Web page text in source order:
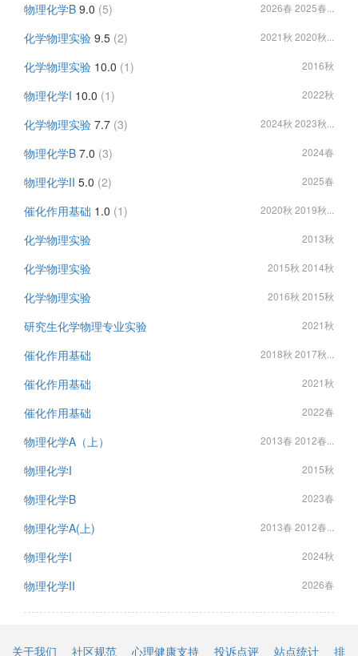
物理化学B 9.0 (5) 2026春 2025春...
化学物理实验 9.5 (2) 2021秋 2020秋...
化学物理实验 10.0 (1) 2016秋
物理化学I 10.0 (1) 2022秋
化学物理实验 7.7 (3) 2024秋 2023秋...
物理化学B 7.0 (3) 2024春
物理化学II 5.0 (2) 2025春
催化作用基础 1.0 (1) 2020秋 2019秋...
化学物理实验 2013秋
化学物理实验 2015秋 2014秋
化学物理实验 2016秋 2015秋
研究生化学物理专业实验 2021秋
催化作用基础 2018秋 2017秋...
催化作用基础 2021秋
催化作用基础 2022春
物理化学A（上） 2013春 2012春...
物理化学I 2015秋
物理化学B 2023春
物理化学A(上) 2013春 2012春...
物理化学I 2024秋
物理化学II 2026春
关于我们 社区规范 心理健康支持 投诉点评 站点统计 排